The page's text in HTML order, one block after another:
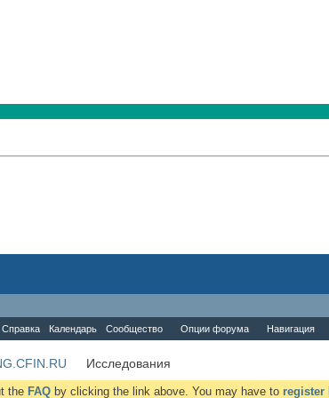
Справка Календарь Сообщество Опции форума Навигация
Исследования
the FAQ by clicking the link above. You may have to register